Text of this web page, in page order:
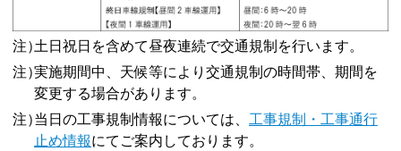
注）土日祝日を含めて昼夜連続で交通規制を行います。
注）実施期間中、天候等により交通規制の時間帯、期間を
変更する場合があります。
注）当日の工事規制情報については、 工事規制・工事通行
止め情報にてご案内しております。